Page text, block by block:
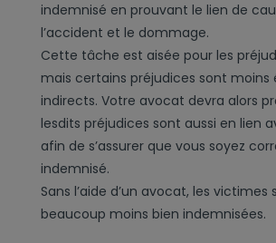
indemnisé en prouvant le lien de
l’accident et le dommage.
Cette tâche est aisée pour les
mais certains préjudices sont moins
indirects. Votre avocat devra alors
lesdits préjudices sont aussi en lien
afin de s’assurer que vous soyez
indemnisé.
Sans l’aide d’un avocat, les
beaucoup moins bien indemnisées.